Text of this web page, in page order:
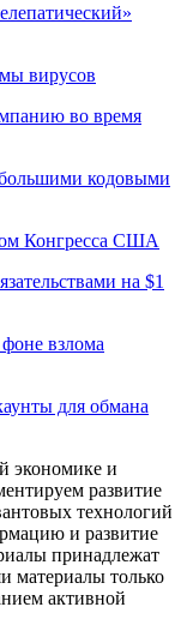
вирусов
во время
кодовыми
Конгресса США
на $1
взлома
для обмана
экономике и
развитие
технологий
и развитие
принадлежат
материалы только
активной